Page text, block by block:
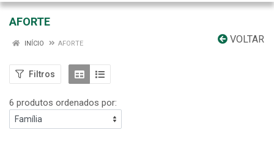
AFORTE
VOLTAR
INÍCIO AFORTE
Filtros
6 produtos ordenados por: